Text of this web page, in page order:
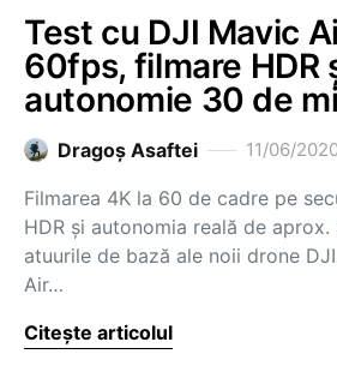
Test cu DJI Mavic
60fps, filmare HDR
autonomie 30 de
Dragoş Asaftei 11/06/
Filmarea 4K la 60 de cadre pe
HDR și autonomia reală de
atuurile de bază ale noii drone
Air…
Citește articolul